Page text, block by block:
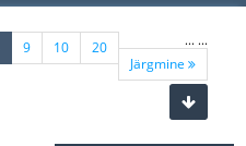
...
(current)
9 10 ...
20
Järgmine